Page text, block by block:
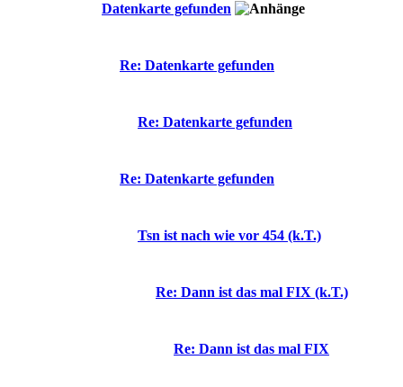
Datenkarte gefunden
Re: Datenkarte gefunden
Re: Datenkarte gefunden
Re: Datenkarte gefunden
Tsn ist nach wie vor 454 (k.T.)
Re: Dann ist das mal FIX (k.T.)
Re: Dann ist das mal FIX